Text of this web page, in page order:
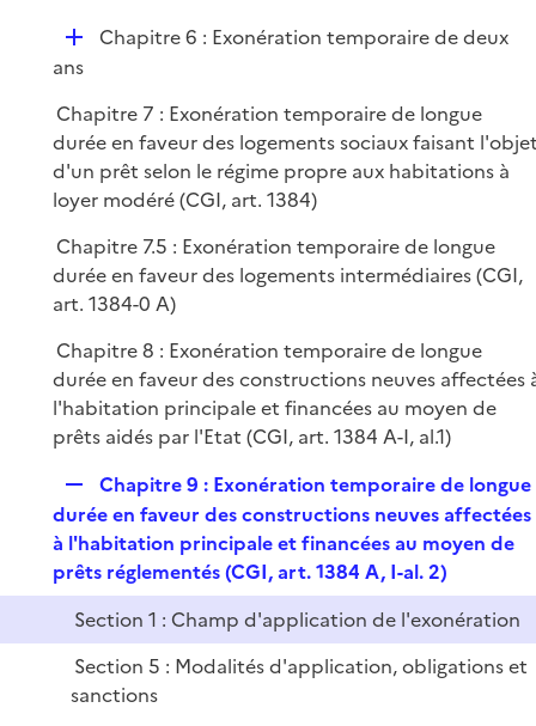
D
l
i
e
r
Chapitre 6 : Exonération temporaire de deux
ans
Chapitre 7 : Exonération temporaire de longue
durée en faveur des logements sociaux faisant
d'un prêt selon le régime propre aux habitations à
loyer modéré (CGI, art. 1384)
Chapitre 7.5 : Exonération temporaire de longue
durée en faveur des logements intermédiaires (CGI,
art. 1384-0 A)
Chapitre 8 : Exonération temporaire de longue
durée en faveur des constructions neuves affectées
l'habitation principale et financées au moyen de
prêts aidés par l'Etat (CGI, art. 1384 A-I, al.1)
e
p
l
i
e
Chapitre 9 : Exonération temporaire de longue
durée en faveur des constructions neuves affectées
à l'habitation principale et financées au moyen de
prêts réglementés (CGI, art. 1384 A, I-al. 2)
Section 1 : Champ d'application de l'exonération
Section 5 : Modalités d'application, obligations et
sanctions